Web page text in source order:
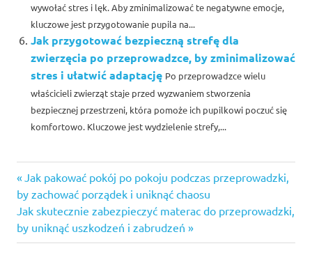
wywołać stres i lęk. Aby zminimalizować te negatywne emocje,
kluczowe jest przygotowanie pupila na...
Jak przygotować bezpieczną strefę dla
zwierzęcia po przeprowadzce, by zminimalizować
stres i ułatwić adaptację Po przeprowadzce wielu
właścicieli zwierząt staje przed wyzwaniem stworzenia
bezpiecznej przestrzeni, która pomoże ich pupilkowi poczuć się
komfortowo. Kluczowe jest wydzielenie strefy,...
Nawigacja
wpisu
Previous
Post:
Jak pakować pokój po pokoju podczas przeprowadzki,
by zachować porządek i uniknąć chaosu
Next
Post:
Jak skutecznie zabezpieczyć materac do przeprowadzki,
by uniknąć uszkodzeń i zabrudzeń